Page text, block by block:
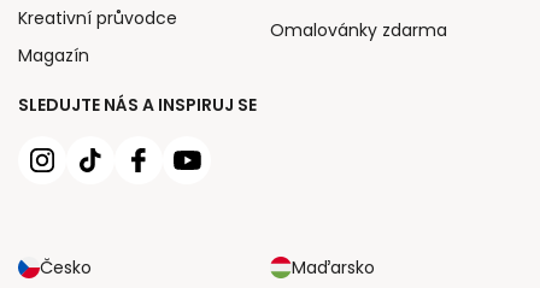
SLEDUJTE NÁS A INSPIRUJ SE
Česko
Maďarsko
Kreativní průvodce
Magazín
Omalovánky zdarma